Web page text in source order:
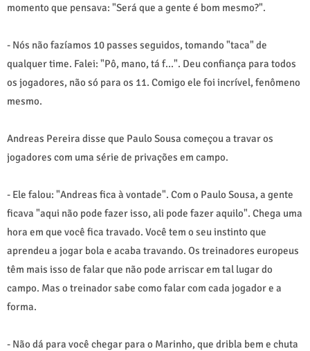
momento que pensava: "Será que a gente é bom mesmo?".
- Nós não fazíamos 10 passes seguidos, tomando "taca" de
qualquer time. Falei: "Pô, mano, tá f...". Deu confiança para todos
os jogadores, não só para os 11. Comigo ele foi incrível, fenômeno
mesmo.
Andreas Pereira disse que Paulo Sousa começou a travar os
jogadores com uma série de privações em campo.
- Ele falou: "Andreas fica à vontade". Com o Paulo Sousa, a gente
ficava "aqui não pode fazer isso, ali pode fazer aquilo". Chega uma
hora em que você fica travado. Você tem o seu instinto que
aprendeu a jogar bola e acaba travando. Os treinadores europeus
têm mais isso de falar que não pode arriscar em tal lugar do
campo. Mas o treinador sabe como falar com cada jogador e a
forma.
- Não dá para você chegar para o Marinho, que dribla bem e chuta